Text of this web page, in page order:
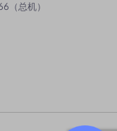
（总机）